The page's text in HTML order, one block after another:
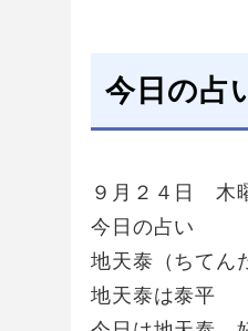
今日の占
９月２４日 木
今日の占い
地天泰（ちてん
地天泰は泰平